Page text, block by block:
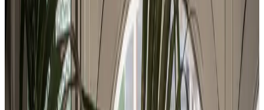
Консультация и подбор
Подскажем по совместимости, отделкам, срокам поставки и
подберем вариант под интерьер или проект.
Запросить информацию о цене